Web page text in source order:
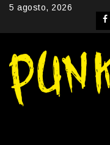
Skip5 agosto, 2026